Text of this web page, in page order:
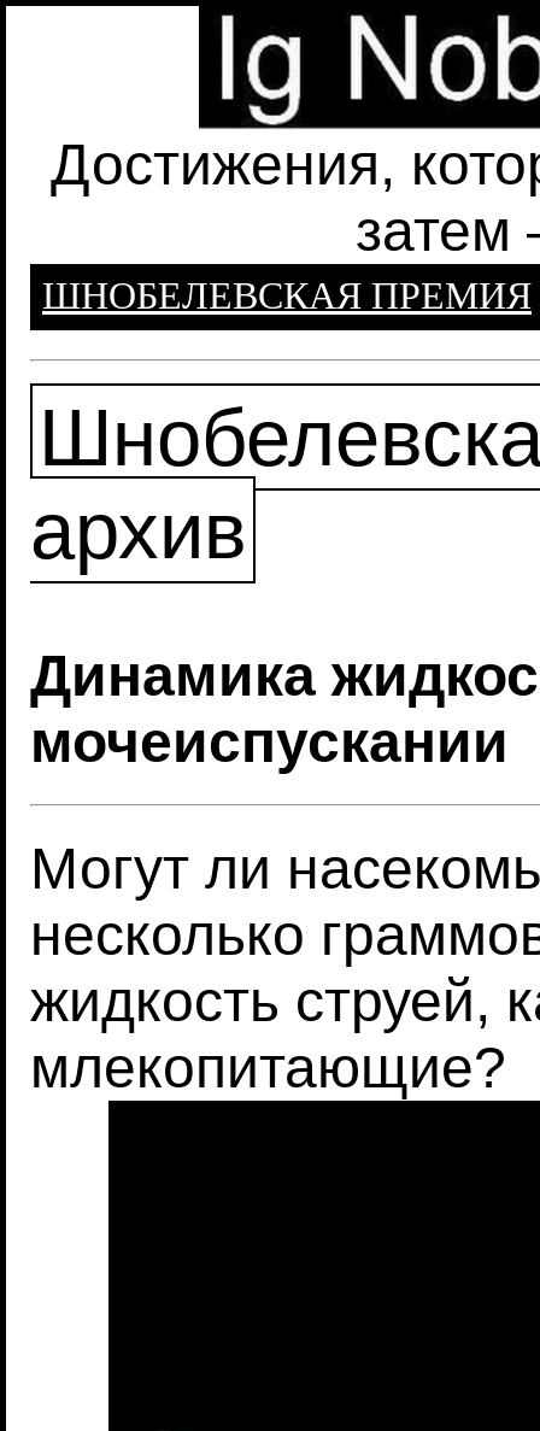
Достижения,
затем
ШНОБЕЛЕВСКАЯ ПРЕМИЯ
архив
Динамика
мочеиспускании
Могут ли
несколько
жидкость струей,
млекопитающие?